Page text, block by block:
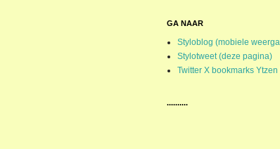
GA NAAR
Styloblog (mobiele
Stylotweet (deze pagina)
Twitter X bookmarks Ytzen
..........